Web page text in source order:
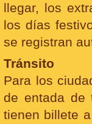
llegar, los
los días
se registran
Tránsito
Para los
de entada de
tienen billete